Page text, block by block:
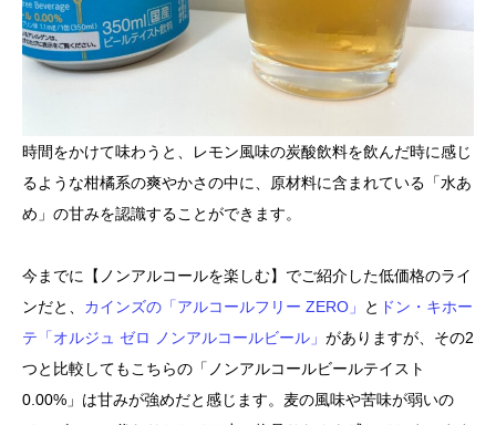
時間をかけて味わうと、レモン風味の炭酸飲料を飲んだ時に感じ
るような柑橘系の爽やかさの中に、原材料に含まれている「水あ
め」の甘みを認識することができます。
今までに【ノンアルコールを楽しむ】でご紹介した低価格のライ
ンだと、 カインズの「アルコールフリー ZERO」 と ドン・キホー
テ「オルジュ ゼロ ノンアルコールビール」 がありますが、その2
つと比較してもこちらの「ノンアルコールビールテイスト
0.00%」は甘みが強めだと感じます。麦の風味や苦味が弱いの